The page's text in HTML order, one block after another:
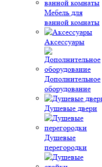
Мебель для
ванной комнаты
Аксессуары
Дополнительное
оборудование
Душевые двери
Душевые
перегородки